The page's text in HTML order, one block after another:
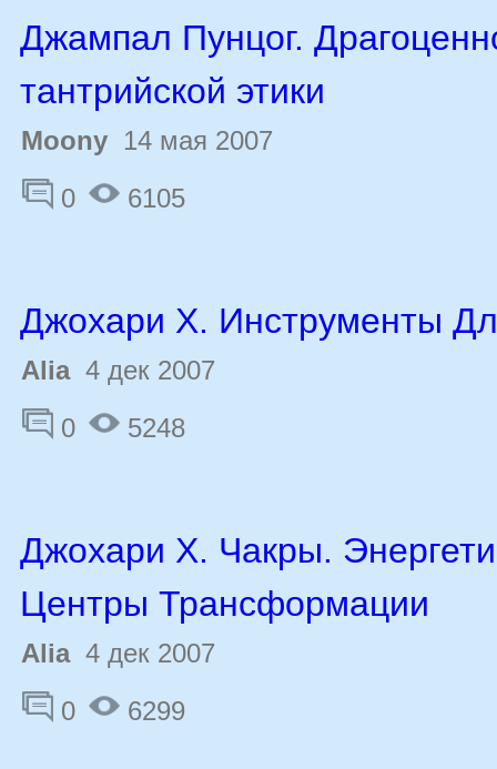
Джампал Пунцог.
тантрийской этики
Moony 14 мая 2007
0
6105
Джохари Х. Инструменты
Alia4 дек 2007
0
5248
Джохари Х. Чакры.
Центры Трансформации
Alia4 дек 2007
0
6299